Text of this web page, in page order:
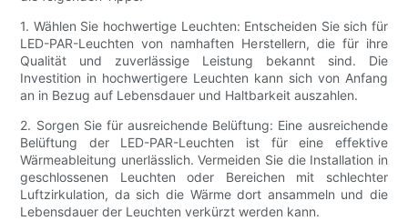
1. Wählen Sie hochwertige Leuchten: Entscheiden Sie sich für
LED-PAR-Leuchten von namhaften Herstellern, die für ihre
Qualität und zuverlässige Leistung bekannt sind. Die
Investition in hochwertigere Leuchten kann sich von Anfang
an in Bezug auf Lebensdauer und Haltbarkeit auszahlen.
2. Sorgen Sie für ausreichende Belüftung: Eine ausreichende
Belüftung der LED-PAR-Leuchten ist für eine effektive
Wärmeableitung unerlässlich. Vermeiden Sie die Installation in
geschlossenen Leuchten oder Bereichen mit schlechter
Luftzirkulation, da sich die Wärme dort ansammeln und die
Lebensdauer der Leuchten verkürzt werden kann.